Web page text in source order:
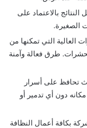
بالاعتماد على
الصغيرة.
العالية التي تمكنها من
طرق فعالة وآمنة
تحافظ على أسرار
دون أي تدمير أو
بكافة أعمال النظافة